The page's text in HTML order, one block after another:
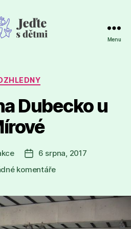
Menu
Rubriky
Dubecko u
Datum
příspěvku
6 srpna, 2017
komentářeu
názvem
Dubecko